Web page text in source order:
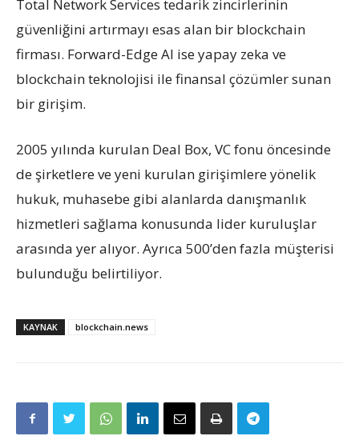
Total Network Services tedarik zincirlerinin
güvenliğini artırmayı esas alan bir blockchain
firması. Forward-Edge AI ise yapay zeka ve
blockchain teknolojisi ile finansal çözümler sunan
bir girişim.
2005 yılında kurulan Deal Box, VC fonu öncesinde
de şirketlere ve yeni kurulan girişimlere yönelik
hukuk, muhasebe gibi alanlarda danışmanlık
hizmetleri sağlama konusunda lider kuruluşlar
arasında yer alıyor. Ayrıca 500’den fazla müşterisi
bulunduğu belirtiliyor.
KAYNAK blockchain.news